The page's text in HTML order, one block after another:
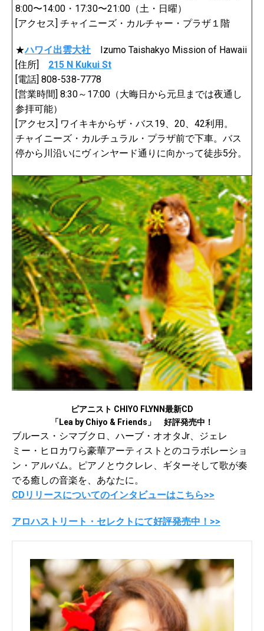
8:00〜14:00・17:30〜21:00（土・日曜）
[アクセス] チャイニーズ・カルチャー・プラザ１階
★ハワイ出雲大社 Izumo Taishakyo Mission of Hawaii
[住所] 215 N Kukui St
[電話] 808-538-7778
[営業時間] 8:30～17:00（大晦日から元旦までは夜通し
参拝可能）
[アクセス] ワイキキからザ・バス19、20、42利用。
チャイニーズ・カルチュラル・プラザ前で下車。バス
停から川沿いにヴィンヤード通りに向かって徒歩5分。
ピアニスト CHIYO FLYNN最新CD
「Lea by Chiyo & Friends」
好評発売中！
ブルース・シマブクロ、ハーブ・オオタJr、ジェレ
ミー・ヒロカワら豪華アーティストとのコラボレーショ
ン・アルバム。ピアノとウクレレ、ギターそして歌が奏
でる癒しの音楽を、あなたに。
CDリリースについてのインタビューはこちら>>
アロハストリート・セレクトにて好評発売中！>>